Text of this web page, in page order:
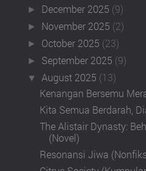
► December 2025 (9)
► November 2025 (2)
► October 2025 (23)
► September 2025 (9)
▼ August 2025 (13)
Kenangan Bersemu
Kita Semua Berdarah,
The Alistair Dynasty:
(Novel)
Resonansi Jiwa